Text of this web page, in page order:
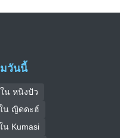
วันนี้
น หนิงปัว
น ญิดดะฮ์
Kumasi